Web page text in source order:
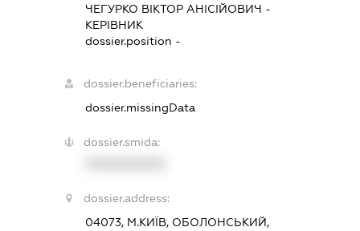
ЧЕГУРКО ВІКТОР АНІСІЙОВИЧ -
КЕРІВНИК
dossier.position -
dossier.beneficiaries:
dossier.missingData
dossier.smida:
dossier.address:
04073, М.КИЇВ, ОБОЛОНСЬКИЙ,